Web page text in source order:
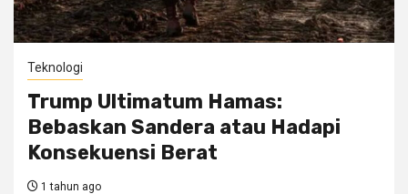
Teknologi
Trump Ultimatum Hamas:
Bebaskan Sandera atau Hadapi
Konsekuensi Berat
1 tahun ago